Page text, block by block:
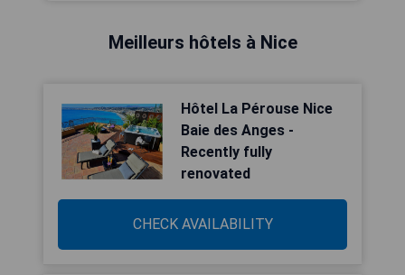
Meilleurs hôtels à Nice
Hôtel La Pérouse Nice
Baie des Anges -
Recently fully
renovated
CHECK AVAILABILITY